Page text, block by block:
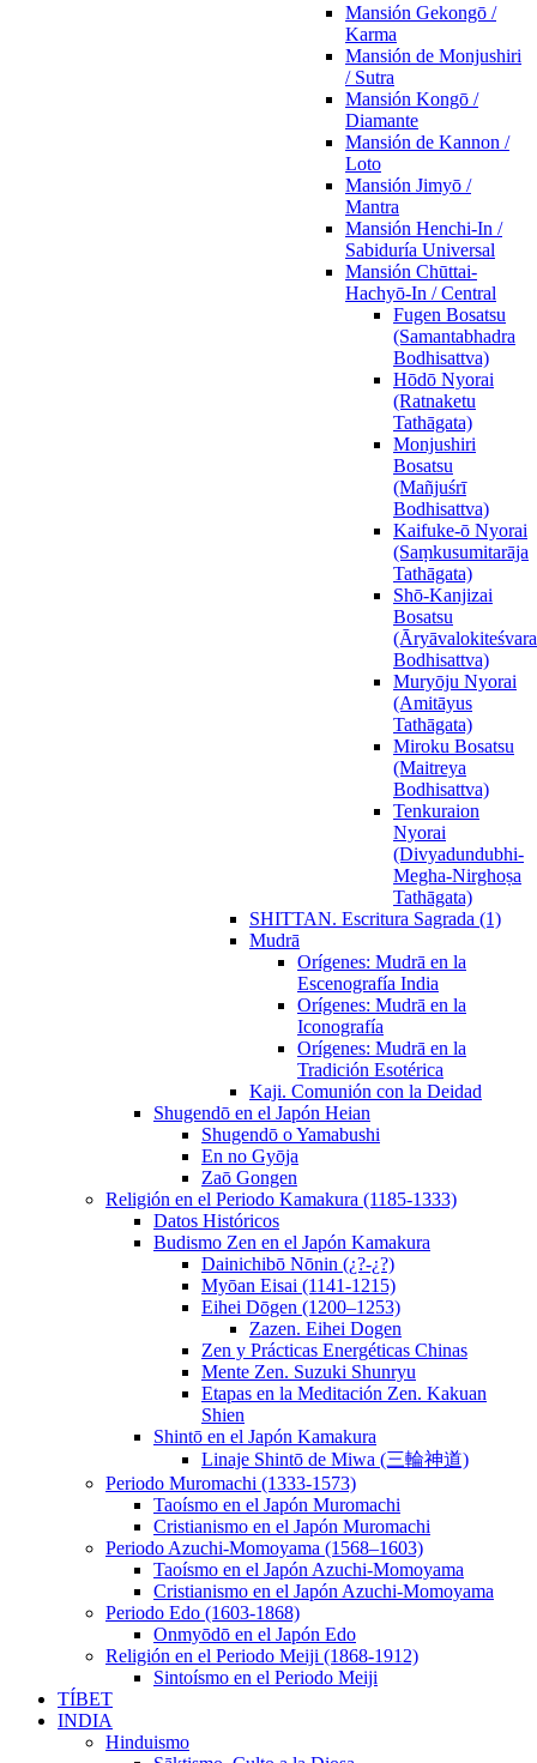
Mansión Gekongō /
Karma
Mansión de Monjushiri
/ Sutra
Mansión Kongō /
Diamante
Mansión de Kannon /
Loto
Mansión Jimyō /
Mantra
Mansión Henchi-In /
Sabiduría Universal
Mansión Chūttai-
Hachyō-In / Central
Fugen Bosatsu
(Samantabhadra
Bodhisattva)
Hōdō Nyorai
(Ratnaketu
Tathāgata)
Monjushiri
Bosatsu
(Mañjuśrī
Bodhisattva)
Kaifuke-ō Nyorai
(Saṃkusumitarāja
Tathāgata)
Shō-Kanjizai
Bosatsu
(Āryāvalokiteśvara
Bodhisattva)
Muryōju Nyorai
(Amitāyus
Tathāgata)
Miroku Bosatsu
(Maitreya
Bodhisattva)
Tenkuraion
Nyorai
(Divyadundubhi-
Megha-Nirghoṣa
Tathāgata)
SHITTAN. Escritura Sagrada (1)
Mudrā
Orígenes: Mudrā en la
Escenografía India
Orígenes: Mudrā en la
Iconografía
Orígenes: Mudrā en la
Tradición Esotérica
Kaji. Comunión con la Deidad
Shugendō en el Japón Heian
Shugendō o Yamabushi
En no Gyōja
Zaō Gongen
Religión en el Periodo Kamakura (1185-1333)
Datos Históricos
Budismo Zen en el Japón Kamakura
Dainichibō Nōnin (¿?-¿?)
Myōan Eisai (1141-1215)
Eihei Dōgen (1200–1253)
Zazen. Eihei Dogen
Zen y Prácticas Energéticas Chinas
Mente Zen. Suzuki Shunryu
Etapas en la Meditación Zen. Kakuan
Shien
Shintō en el Japón Kamakura
Linaje Shintō de Miwa (三輪神道)
Periodo Muromachi (1333-1573)
Taoísmo en el Japón Muromachi
Cristianismo en el Japón Muromachi
Periodo Azuchi-Momoyama (1568–1603)
Taoísmo en el Japón Azuchi-Momoyama
Cristianismo en el Japón Azuchi-Momoyama
Periodo Edo (1603-1868)
Onmyōdō en el Japón Edo
Religión en el Periodo Meiji (1868-1912)
Sintoísmo en el Periodo Meiji
TÍBET
INDIA
Hinduismo